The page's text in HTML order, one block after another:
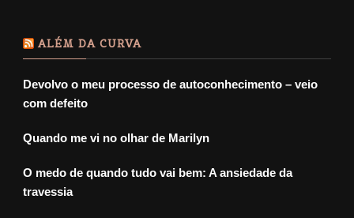
ALÉM DA CURVA
Devolvo o meu processo de autoconhecimento – veio
com defeito
Quando me vi no olhar de Marilyn
O medo de quando tudo vai bem: A ansiedade da
travessia